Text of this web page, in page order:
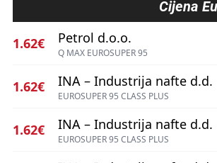
Cijena
1.62€ Petrol d.o.o.
Q MAX EUROSUPER 95
1.62€ INA – Industrija nafte d.d.
EUROSUPER 95 CLASS PLUS
1.62€ INA – Industrija nafte d.d.
EUROSUPER 95 CLASS PLUS